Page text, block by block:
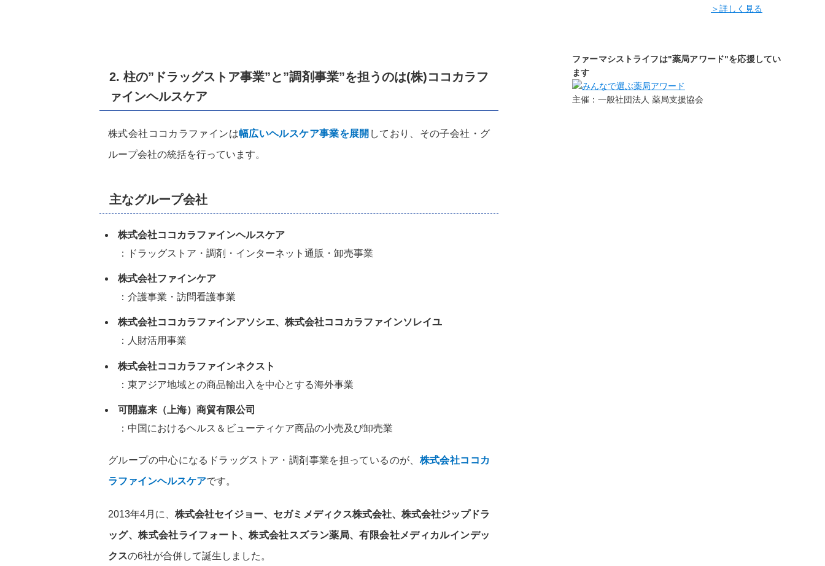
2. 柱の”ドラッグストア事業”と”調剤事業”を担うのは(株)ココカラフ
ァインヘルスケア
株式会社ココカラファインは幅広いヘルスケア事業を展開 しており、その子会社・グ
ループ会社の統括を行っています。
主なグループ会社
株式会社ココカラファインヘルスケア
：ドラッグストア・調剤・インターネット通販・卸売事業
株式会社ファインケア
：介護事業・訪問看護事業
株式会社ココカラファインアソシエ、株式会社ココカラファインソレイユ
：人財活用事業
株式会社ココカラファインネクスト
：東アジア地域との商品輸出入を中心とする海外事業
可開嘉来（上海）商貿有限公司
：中国におけるヘルス＆ビューティケア商品の小売及び卸売業
グループの中心になるドラッグストア・調剤事業を担っているのが、 株式会社ココカ
ラファインヘルスケアです。
2013年4月に、株式会社セイジョー、セガミメディクス株式会社、株式会社ジップドラ
ッグ、株式会社ライフォート、株式会社スズラン薬局、有限会社メディカルインデッ
クスの6社が合併して誕生しました。
＞詳しく見る
ファーマシストライフは"薬局アワード"を応援してい
ます
主催：一般社団法人 薬局支援協会